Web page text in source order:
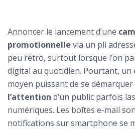
Annoncer le lancement d’une
promotionnelle via un pli
peu rétro, surtout lorsque l’on
digital au quotidien. Pourtant, un
moyen puissant de se démarquer
l’attention d’un public parfois
numériques. Les boîtes e-mail
notifications sur smartphone se